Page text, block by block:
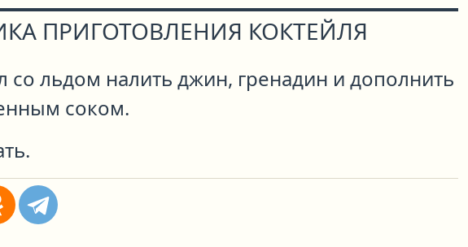
ПРИГОТОВЛЕНИЯ КОКТЕЙЛЯ
со льдом налить джин, гренадин и дополнить
соком.